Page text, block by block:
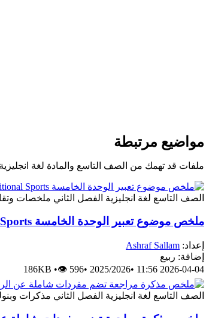
مواضيع مرتبطة
ملفات قد تهمك من الصف التاسع والمادة لغة
الصف التاسع لغة انجليزية الفصل الثاني ملخصات
ملخص موضوع تعبير الوحدة الخامسة Esports vs Traditional Sports
إعداد: Ashraf Sallam
إضافة: ربيع
2026-04-04 11:56
•
2025/2026
•
186KB •👁 596
الصف التاسع لغة انجليزية الفصل الثاني مذكرات